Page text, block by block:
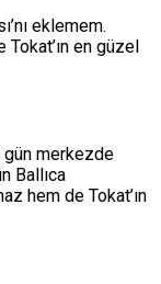
eklemem.
en güzel
gün merkezde
Ballıca
hem de Tokat’ın